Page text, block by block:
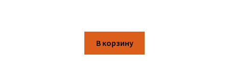
В корзину